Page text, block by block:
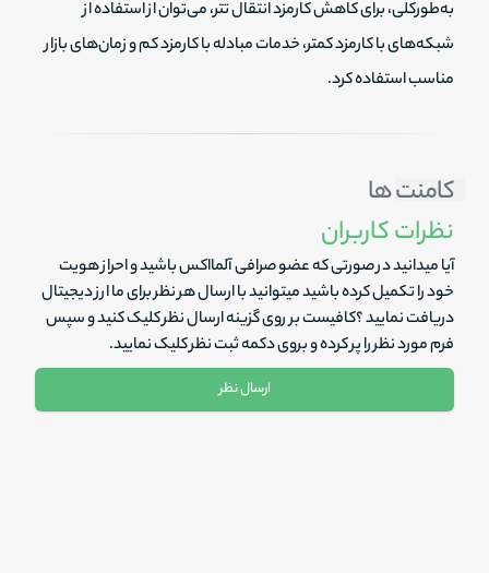
به‌طورکلی، برای کاهش کارمزد انتقال تتر، می‌توان از استفاده از
شبکه‌های با کارمزد کمتر، خدمات مبادله با کارمزد کم و زمان‌های بازار
مناسب استفاده کرد.
کامنت ها
نظرات کاربران
آیا میدانید در صورتی که عضو صرافی آلمااکس باشید و احراز هویت
خود را تکمیل کرده باشید میتوانید با ارسال هر نظر برای ما ارز دیجیتال
دریافت نمایید ؟کافیست بر روی گزینه ارسال نظر کلیک کنید و سپس
فرم مورد نظر را پر کرده و بروی دکمه ثبت نظر کلیک نمایید.
ارسال نظر